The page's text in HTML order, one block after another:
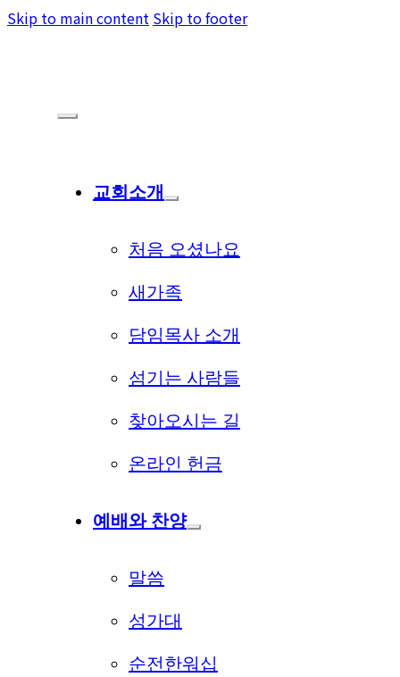
Skip to main content Skip to footer
교회소개
처음 오셨나요
새가족
담임목사 소개
섬기는 사람들
찾아오시는 길
온라인 헌금
예배와 찬양
말씀
성가대
순전한워십